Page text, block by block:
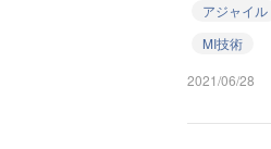
アジャイル
MI技術
2021/06/28